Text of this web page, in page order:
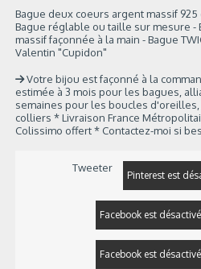
Bague deux coeurs argent massif
Bague réglable ou taille sur mesure -
massif façonnée à la main - Bague
Valentin "Cupidon"
Votre bijou est façonné à la
estimée à 3 mois pour les bagues,
semaines pour les boucles
colliers * Livraison France
Colissimo offert * Contactez-moi si
Tweeter
Pinterest est
Facebook est
Facebook est